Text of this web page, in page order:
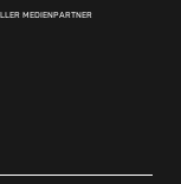
MEDIENPARTNER